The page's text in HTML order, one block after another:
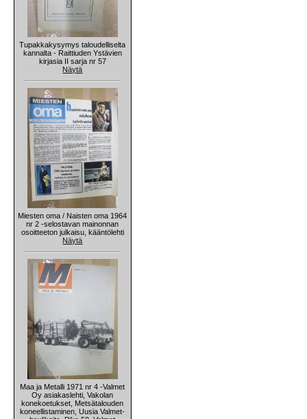
Tupakkakysymys taloudelliselta
kannalta - Raittiuden Ystävien
kirjasia II sarja nr 57
Näytä
Miesten oma / Naisten oma 1964
nr 2 -selostavan mainonnan
osoitteeton julkaisu, kääntölehti
Näytä
Maa ja Metalli 1971 nr 4 -Valmet
Oy asiakaslehti, Vakolan
konekoetukset, Metsätalouden
koneellistaminen, Uusia Valmet-